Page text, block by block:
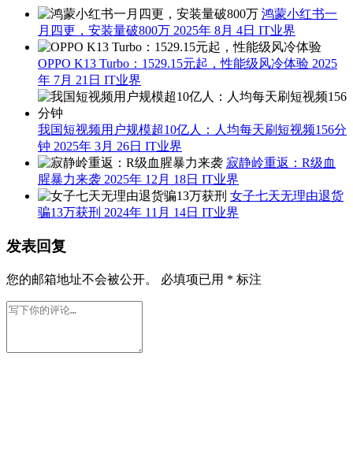
鸿蒙小红书一
月四更，安装量破800万 2025年 8月 4日 IT业界
OPPO K13 Turbo：1529.15元起，性能级风冷体验 2025
年 7月 21日 IT业界
我国短视频用户规模超10亿人：人均每天刷短视频156分
钟 2025年 3月 26日 IT业界
寂静岭重返：R级血
腥暴力来袭 2025年 12月 18日 IT业界
女子七天无理由退货
骗13万获刑 2024年 11月 14日 IT业界
发表回复
您的邮箱地址不会被公开。 必填项已用 * 标注